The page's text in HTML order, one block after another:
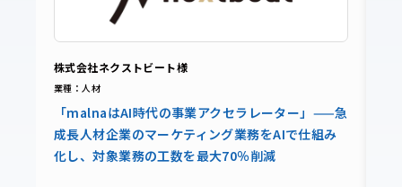
株式会社ネクストビート様
業種：人材
「malnaはAI時代の事業アクセラレーター」——急
成長人材企業のマーケティング業務をAIで仕組み
化し、対象業務の工数を最大70％削減